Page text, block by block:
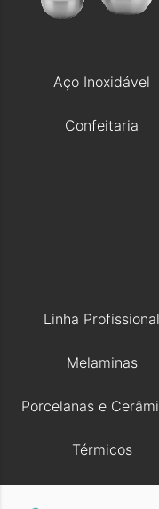
Aço Inoxidável
Confeitaria
Linha Profissional
Melaminas
Porcelanas e
Térmicos